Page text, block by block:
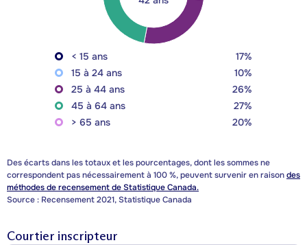
< 15 ans
17%
15 à 24 ans
10%
25 à 44 ans
26%
45 à 64 ans
27%
> 65 ans
20%
Des écarts dans les totaux et les pourcentages, dont les sommes ne
correspondent pas nécessairement à 100 %, peuvent survenir en raisondes
méthodes de recensement de Statistique Canada.
Source : Recensement 2021, Statistique Canada
Courtier inscripteur